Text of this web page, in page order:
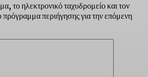
το ηλεκτρονικό ταχυδρομείο και τον
πρόγραμμα περιήγησης για την επόμενη